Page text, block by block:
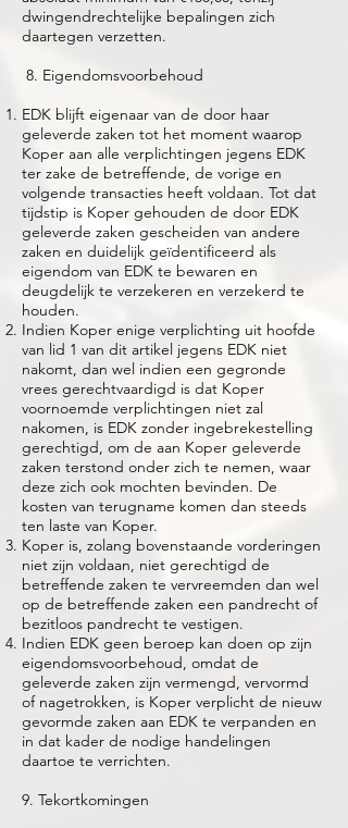
dwingendrechtelijke bepalingen zich
daartegen verzetten.
8. Eigendomsvoorbehoud
EDK blijft eigenaar van de door haar
geleverde zaken tot het moment waarop
Koper aan alle verplichtingen jegens EDK
ter zake de betreffende, de vorige en
volgende transacties heeft voldaan. Tot dat
tijdstip is Koper gehouden de door EDK
geleverde zaken gescheiden van andere
zaken en duidelijk geïdentificeerd als
eigendom van EDK te bewaren en
deugdelijk te verzekeren en verzekerd te
houden.
Indien Koper enige verplichting uit hoofde
van lid 1 van dit artikel jegens EDK niet
nakomt, dan wel indien een gegronde
vrees gerechtvaardigd is dat Koper
voornoemde verplichtingen niet zal
nakomen, is EDK zonder ingebrekestelling
gerechtigd, om de aan Koper geleverde
zaken terstond onder zich te nemen, waar
deze zich ook mochten bevinden. De
kosten van terugname komen dan steeds
ten laste van Koper.
Koper is, zolang bovenstaande vorderingen
niet zijn voldaan, niet gerechtigd de
betreffende zaken te vervreemden dan wel
op de betreffende zaken een pandrecht of
bezitloos pandrecht te vestigen.
Indien EDK geen beroep kan doen op zijn
eigendomsvoorbehoud, omdat de
geleverde zaken zijn vermengd, vervormd
of nagetrokken, is Koper verplicht de nieuw
gevormde zaken aan EDK te verpanden en
in dat kader de nodige handelingen
daartoe te verrichten.
9. Tekortkomingen